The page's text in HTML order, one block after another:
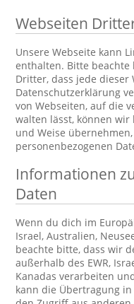
Webseiten
Unsere Webseite kann
enthalten. Bitte beachte
Dritter, dass jede dieser
Datenschutzerklärung
von Webseiten, auf die
walten lässt, können
und Weise
personenbezogenen
Informationen
Daten
Wenn du dich im
Israel, Australien,
beachte bitte, dass wir
außerhalb des EWR,
Kanadas verarbeiten
kann die Übertragung